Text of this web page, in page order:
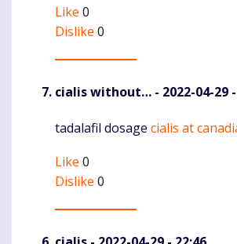
Like 0
Dislike 0
cialis without… - 2022-04-29
Komentaras
tadalafil dosage cialis at
Like 0
Dislike 0